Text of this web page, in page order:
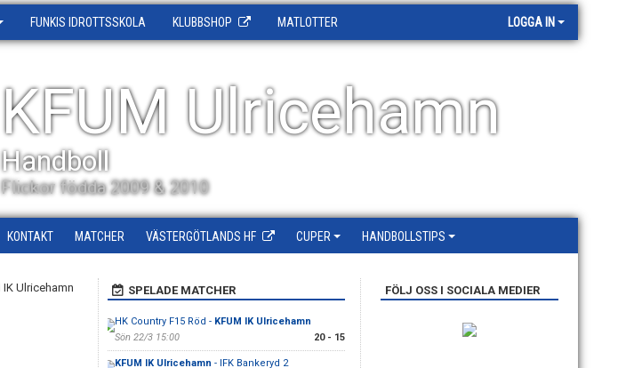
FUNKIS IDROTTSSKOLA KLUBBSHOP MATLOTTER LOGGA IN
KFUM Ulricehamn
Handboll
Flickor födda 2009 & 2010
KONTAKT MATCHER VÄSTERGÖTLANDS HF CUPER HANDBOLLSTIPS
SPELADE MATCHER
HK Country F15 Röd - KFUM IK Ulricehamn
Sön 22/3 15:00
20 - 15
KFUM IK Ulricehamn - IFK Bankeryd 2
FÖLJ OSS I SOCIALA MEDIER